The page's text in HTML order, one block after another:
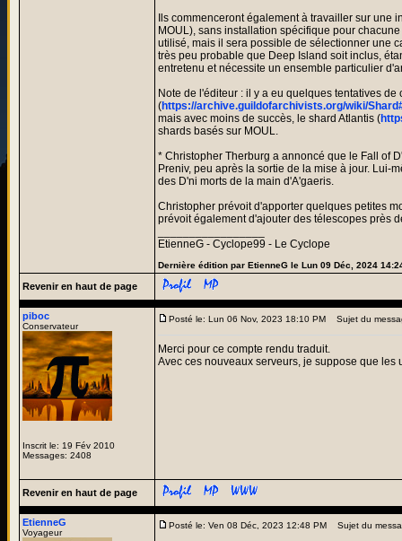
Ils commenceront également à travailler sur
MOUL), sans installation spécifique pour
utilisé, mais il sera possible de sélectionner une
très peu probable que Deep Island soit inclus,
entretenu et nécessite un ensemble particulier
Note de l'éditeur : il y a eu quelques tentatives
(https://archive.guildofarchivists.org/wiki/
mais avec moins de succès, le shard Atlantis (
shards basés sur MOUL.
* Christopher Therburg a annoncé que le Fall of
Preniv, peu après la sortie de la mise à jour. Lui-
des D'ni morts de la main d'A'gaeris.
Christopher prévoit d'apporter quelques petites
prévoit également d'ajouter des télescopes près
EtienneG - Cyclope99 - Le Cyclope
Dernière édition par EtienneG le Lun 09 Déc, 2024
Revenir en haut de page
piboc
Conservateur
Inscrit le: 19 Fév 2010
Messages: 2408
Posté le: Lun 06 Nov, 2023 18:10 PM Sujet du
Merci pour ce compte rendu traduit.
Avec ces nouveaux serveurs, je suppose que
Revenir en haut de page
EtienneG
Voyageur
Posté le: Ven 08 Déc, 2023 12:48 PM Sujet du